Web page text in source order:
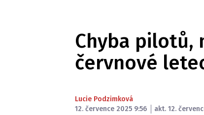
Chyba pilotů,
červnové
Lucie Podzimková
12. července 2025 9:56
akt. 12.